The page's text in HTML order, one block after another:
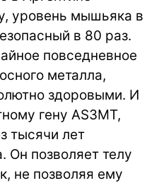
уровень мышьяка в
в 80 раз.
повседневное
металла,
здоровыми. И
гену AS3MT,
тысячи лет
Он позволяет телу
не позволяя ему